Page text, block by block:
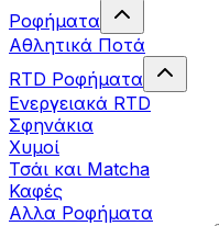
Ροφήματα
Αθλητικά Ποτά
RTD Ροφήματα
Ενεργειακά RTD
Σφηνάκια
Χυμοί
Τσάι και Matcha
Καφές
Αλλα Ροφήματα